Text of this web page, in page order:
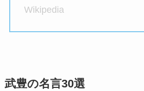
Wikipedia
武豊の名言30選